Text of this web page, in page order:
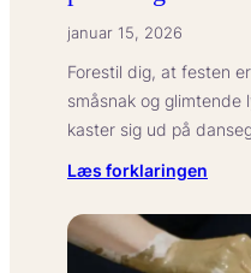
januar 15, 2026
Forestil dig, at festen
småsnak og
kaster sig ud på
Læs forklaringen